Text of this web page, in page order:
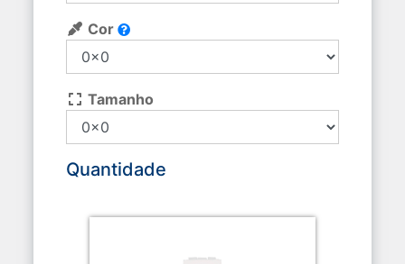
Cor
Tamanho
Quantidade